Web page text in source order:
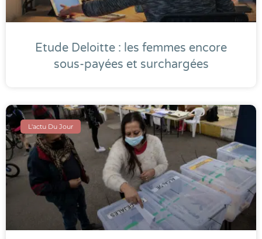
Etude Deloitte : les femmes encore
sous-payées et surchargées
L'actu Du Jour